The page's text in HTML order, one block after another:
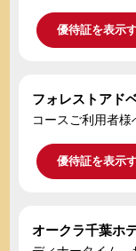
優待証を表示
フォレストアド
コースご利用者
優待証を表示
オークラ千葉ホ